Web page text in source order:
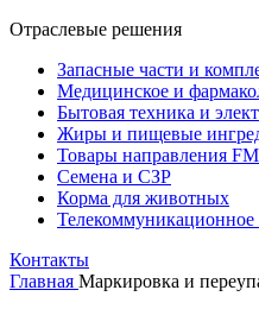
Отраслевые решения
Запасные части и
Медицинское и
Бытовая техника и
Жиры и пищевые
Товары направления
Семена и СЗР
Корма для животных
Телекоммуникационное
Контакты
Главная Маркировка и